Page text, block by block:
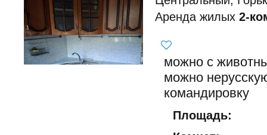
Аренда жилых 2-
можно с
можно
командировку
Площадь: